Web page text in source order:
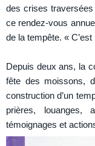
des crises
ce rendez-vous
de la tempête. «
Depuis deux ans, la
fête des moissons,
construction d’un
prières, louanges,
témoignages et